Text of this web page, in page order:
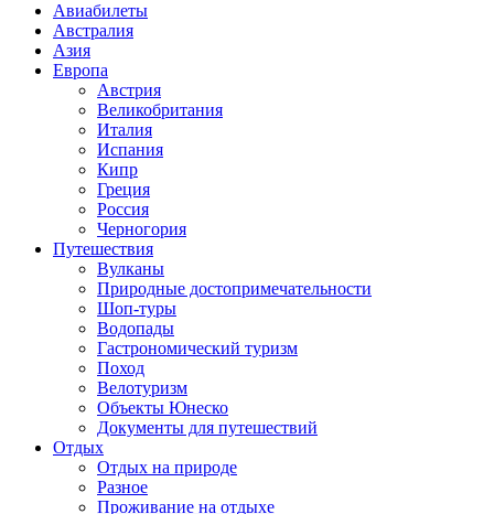
Авиабилеты
Австралия
Азия
Европа
Австрия
Великобритания
Италия
Испания
Кипр
Греция
Россия
Черногория
Путешествия
Вулканы
Природные достопримечательности
Шоп-туры
Водопады
Гастрономический туризм
Поход
Велотуризм
Объекты Юнеско
Документы для путешествий
Отдых
Отдых на природе
Разное
Проживание на отдыхе